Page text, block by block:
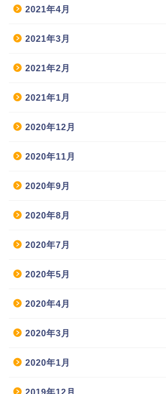
2021年4月
2021年3月
2021年2月
2021年1月
2020年12月
2020年11月
2020年9月
2020年8月
2020年7月
2020年5月
2020年4月
2020年3月
2020年1月